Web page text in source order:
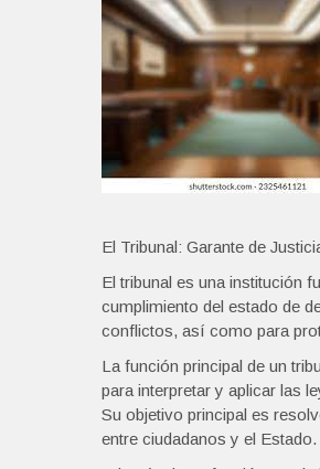
El Tribunal: Garante de
El tribunal es una institución
cumplimiento del estado de
conflictos, así como para
La función principal de un
para interpretar y aplicar las
Su objetivo principal es
entre ciudadanos y el Estado.